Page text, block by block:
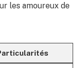
les amoureux de